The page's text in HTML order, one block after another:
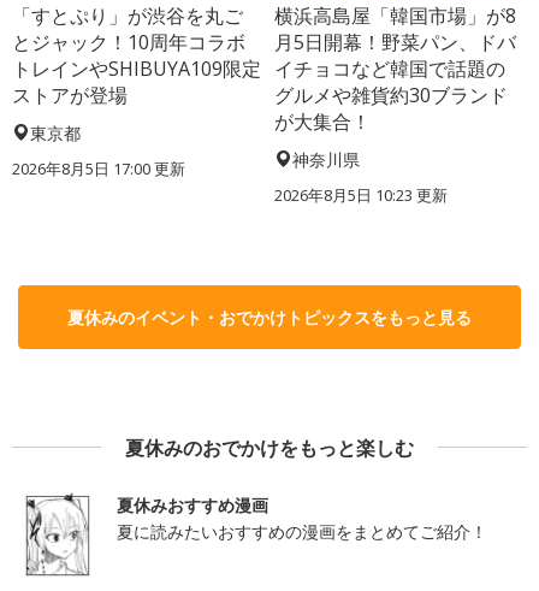
「すとぷり」が渋谷を丸ご
とジャック！10周年コラボ
トレインやSHIBUYA109限定
ストアが登場
東京都
2026年8月5日 17:00更新
横浜高島屋「韓国市場」が8
月5日開幕！野菜パン、ドバ
イチョコなど韓国で話題の
グルメや雑貨約30ブランド
が大集合！
神奈川県
2026年8月5日 10:23 更新
夏休みのイベント・おでかけトピックスをもっと見る
夏休みのおでかけをもっと楽しむ
夏休みおすすめ漫画
夏に読みたいおすすめの漫画をまとめてご紹介！